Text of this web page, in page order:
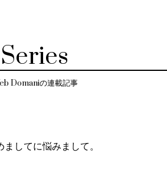
Series
Domaniの連載記事
ましてに悩みまして。